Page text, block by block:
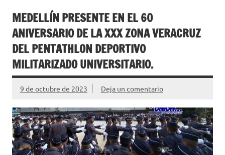
MEDELLÍN PRESENTE EN EL 60
ANIVERSARIO DE LA XXX ZONA VERACRUZ
DEL PENTATHLON DEPORTIVO
MILITARIZADO UNIVERSITARIO.
9 de octubre de 2023 Deja un comentario